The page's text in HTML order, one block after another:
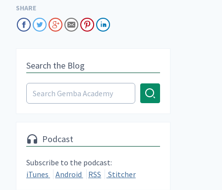
SHARE
Search the Blog
Podcast
Subscribe to the podcast:
iTunes
Android RSS Stitcher